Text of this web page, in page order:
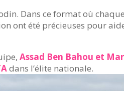
Dans ce format où
ont été précieuses pour
Assad Ben Bahou et
dans l’élite nationale.